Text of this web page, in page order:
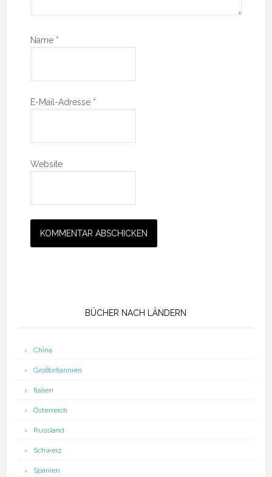
Name *
E-Mail-Adresse *
Website
BÜCHER NACH LÄNDERN
China
Großbritannien
Italien
Österreich
Russland
Schweiz
Spanien